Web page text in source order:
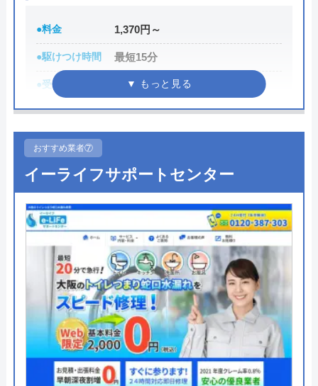
●料金 1,370円～
●駆けつけ時間 最短15分
●受付時間 24時間
●定休日 年中無休
●累計実績
詳細は公式HPでご確認ください
みんなの水道屋さんがおすすめの理由
みんなの水道屋さんは、基本料金1,370円から水道修
理を行っている水道局指定業者です。年中無休で受
け付けしており、最短15分で駆けつけてくれます。
病院メンテナンスにも携わっており、専門知識や技
術への信頼性が高いです。
事前見積もりを徹底しており、金額に納得してから
おすすめ業者⑦
イーライフサポートセンター